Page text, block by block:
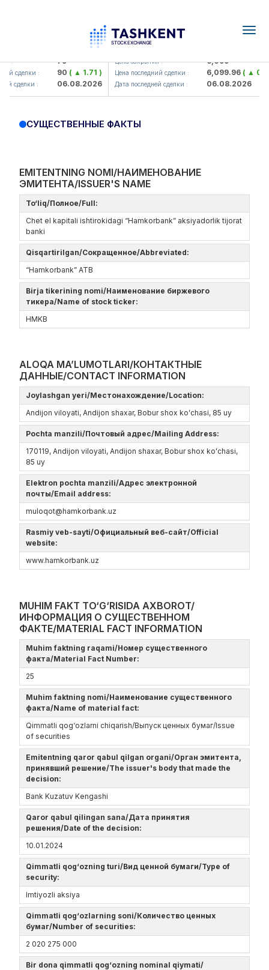
: 79
сделки : 90( ▲ 1.71 )
сделки : 06.08.2026
UZMK (<O'zmetkombinat> AJ)
Цена закрытия : 6,099
Цена последний сделки : 6,099.96( ▲
Дата последней сделки : 06.08.2026
СУЩЕСТВЕННЫЕ ФАКТЫ
EMITENTNING NOMI/НАИМЕНОВАНИЕ
ЭМИТЕНТА/ISSUER'S NAME
To‘liq/Полное/Full:
Chet el kapitali ishtirokidagi “Hamkorbank” aksiyadorlik tijorat
banki
Qisqartirilgan/Сокращенное/Abbreviated:
“Hamkorbank” ATB
Birja tikerining nomi/Наименование биржевого
тикера/Name of stock ticker:
HMKB
ALOQA MA’LUMOTLARI/КОНТАКТНЫЕ
ДАННЫЕ/CONTACT INFORMATION
Joylashgan yeri/Местонахождение/Location:
Andijon viloyati, Andijon shaxar, Bobur shox koʻchasi, 85 uy
Pochta manzili/Почтовый адрес/Mailing Address:
170119, Andijon viloyati, Andijon shaxar, Bobur shox koʻchasi,
85 uy
Elektron pochta manzili/Адрес электронной
почты/Email address:
muloqot@hamkorbank.uz
Rasmiy veb-sayti/Официальный веб-сайт/Official
website:
www.hamkorbank.uz
MUHIM FAKT TO‘G‘RISIDA AXBOROT/
ИНФОРМАЦИЯ О СУЩЕСТВЕННОМ
ФАКТЕ/MATERIAL FACT INFORMATION
Muhim faktning raqami/Номер существенного
факта/Material Fact Number:
25
Muhim faktning nomi/Наименование существенного
факта/Name of material fact:
Qimmatli qog‘ozlarni chiqarish/Выпуск ценных бумаг/Issue
of securities
Emitentning qaror qabul qilgan organi/Орган эмитента,
принявший решение/The issuer's body that made the
decision:
Bank Kuzatuv Kengashi
Qaror qabul qilingan sana/Дата принятия
решения/Date of the decision:
10.01.2024
Qimmatli qog‘ozning turi/Вид ценной бумаги/Type of
security:
Imtiyozli aksiya
Qimmatli qog‘ozlarning soni/Количество ценных
бумаг/Number of securities:
2 020 275 000
Bir dona qimmatli qog‘ozning nominal qiymati/